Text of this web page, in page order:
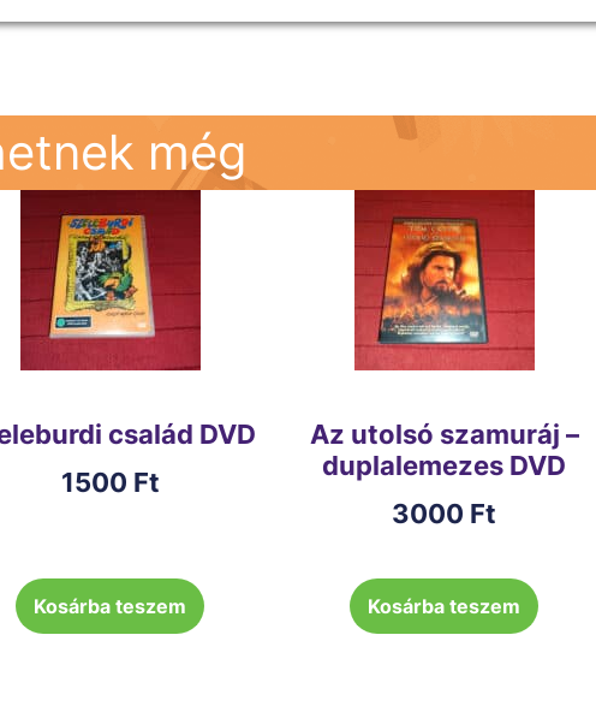
még
család DVD
1500 Ft
Kosárba teszem
Az utolsó szamuráj –
duplalemezes DVD
3000 Ft
Kosárba teszem